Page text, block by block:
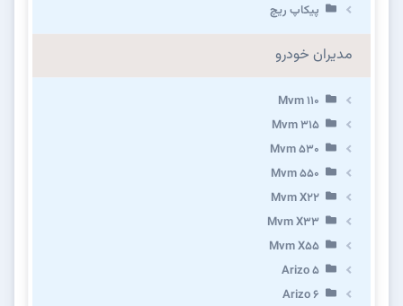
پیکاپ ریچ
مدیران خودرو
Mvm 110
Mvm 315
Mvm 530
Mvm 550
Mvm X22
Mvm X33
Mvm X55
Arizo 5
Arizo 6